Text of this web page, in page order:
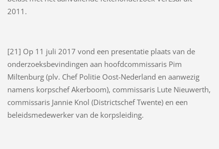
2011.
[21] Op 11 juli 2017 vond een presentatie plaats van de
onderzoeksbevindingen aan hoofdcommissaris Pim
Miltenburg (plv. Chef Politie Oost-Nederland en aanwezig
namens korpschef Akerboom), commissaris Lute Nieuwerth,
commissaris Jannie Knol (Districtschef Twente) en een
beleidsmedewerker van de korpsleiding.